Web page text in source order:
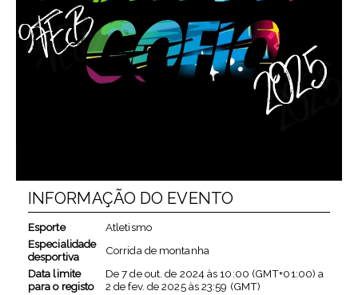
INFORMAÇÃO DO EVENTO
Esporte
Atletismo
Especialidade
desportiva
Corrida de montanha
Data limite
para o registo
De7 de out. de 2024às10:00 (GMT+01:00) a
2 de fev. de 2025às23:59 (GMT)